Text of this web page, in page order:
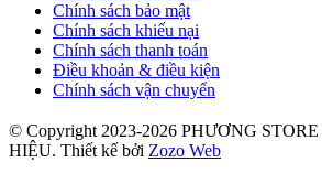
Chính sách bảo mật
Chính sách khiếu nại
Chính sách thanh toán
Điều khoản & điều kiện
Chính sách vận chuyển
© Copyright 2023-2026 PHƯƠNG
HIỆU. Thiết kế bởi Zozo Web